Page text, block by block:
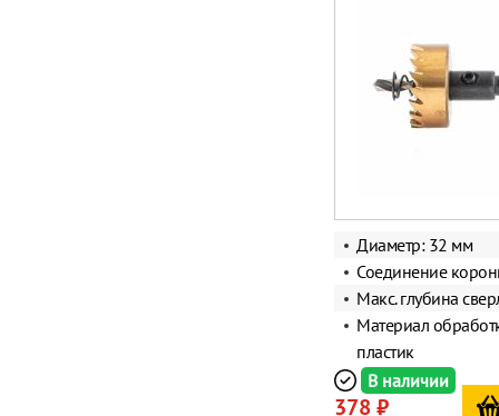
Диаметр: 32 мм
Соединение
Макс. глубина
Материал
пластик
В наличии
378 ₽